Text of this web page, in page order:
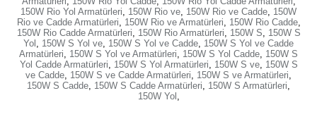
150W Rio Yol Armatürleri, 150W Rio ve, 150W Rio ve Cadde, 150W
Rio ve Cadde Armatürleri, 150W Rio ve Armatürleri, 150W Rio Cadde,
150W Rio Cadde Armatürleri, 150W Rio Armatürleri, 150W S, 150W S
Yol , 150W S Yol ve, 150W S Yol ve Cadde, 150W S Yol ve Cadde
Armatürleri, 150W S Yol ve Armatürleri, 150W S Yol Cadde, 150W S
Yol Cadde Armatürleri, 150W S Yol Armatürleri, 150W S ve, 150W S
ve Cadde, 150W S ve Cadde Armatürleri, 150W S ve Armatürleri,
150W S Cadde, 150W S Cadde Armatürleri, 150W S Armatürleri,
150W Yol ,